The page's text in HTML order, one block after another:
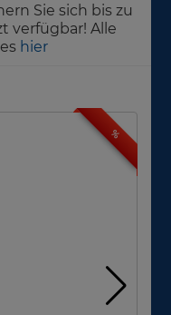
Sie sich bis zu
verfügbar! Alle
hier
%